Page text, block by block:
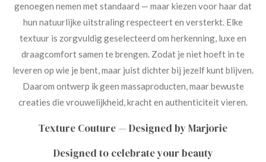
genoegen nemen met standaard — maar kiezen voor haar dat
hun natuurlijke uitstraling respecteert en versterkt. Elke
textuur is zorgvuldig geselecteerd om herkenning, luxe en
draagcomfort samen te brengen. Zodat je niet hoeft in te
leveren op wie je bent, maar juist dichter bij jezelf kunt blijven.
Daarom ontwerp ik geen massaproducten, maar bewuste
creaties die vrouwelijkheid, kracht en authenticiteit vieren.
Texture Couture — Designed by Marjorie
Designed to celebrate your beauty